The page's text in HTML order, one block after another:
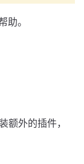
助。
额外的插件，